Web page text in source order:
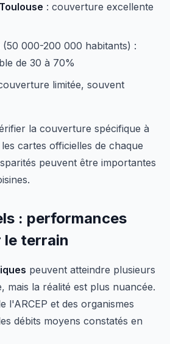
: couverture excellente
(50 000-200 000 habitants) :
de 30 à 70%
limitée, souvent
la couverture spécifique à
cartes officielles de chaque
peuvent être importantes
: performances
le terrain
peuvent atteindre plusieurs
mais la réalité est plus nuancée.
l'ARCEP et des organismes
débits moyens constatés en